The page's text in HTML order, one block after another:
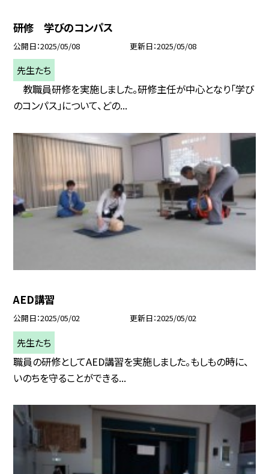
研修 学びのコンパス
公開日 2025/05/08 更新日 2025/05/08
先生たち
教職員研修を実施しました。研修主任が中心となり「学び
のコンパス」について、どの...
AED講習
公開日 2025/05/02 更新日 2025/05/02
先生たち
職員の研修としてAED講習を実施しました。もしもの時に、
いのちを守ることができる...